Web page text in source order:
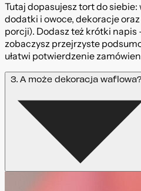
Tutaj dopasujesz tort do
dodatki i owoce, dekoracje
porcji). Dodasz też krótki
zobaczysz przejrzyste
ułatwi potwierdzenie
3. A może dekoracja waflowa?